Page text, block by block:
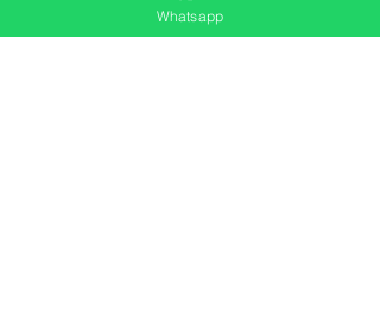
Whatsapp